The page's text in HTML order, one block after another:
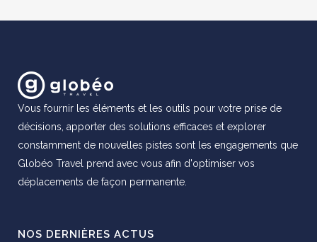
Vous fournir les éléments et les outils pour votre prise de
décisions, apporter des solutions efficaces et explorer
constamment de nouvelles pistes sont les engagements que
Globéo Travel prend avec vous afin d'optimiser vos
déplacements de façon permanente.
NOS DERNIÈRES ACTUS